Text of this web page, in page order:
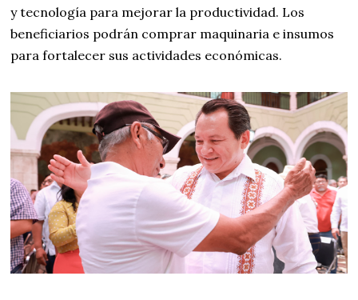
y tecnología para mejorar la productividad. Los
beneficiarios podrán comprar maquinaria e insumos
para fortalecer sus actividades económicas.